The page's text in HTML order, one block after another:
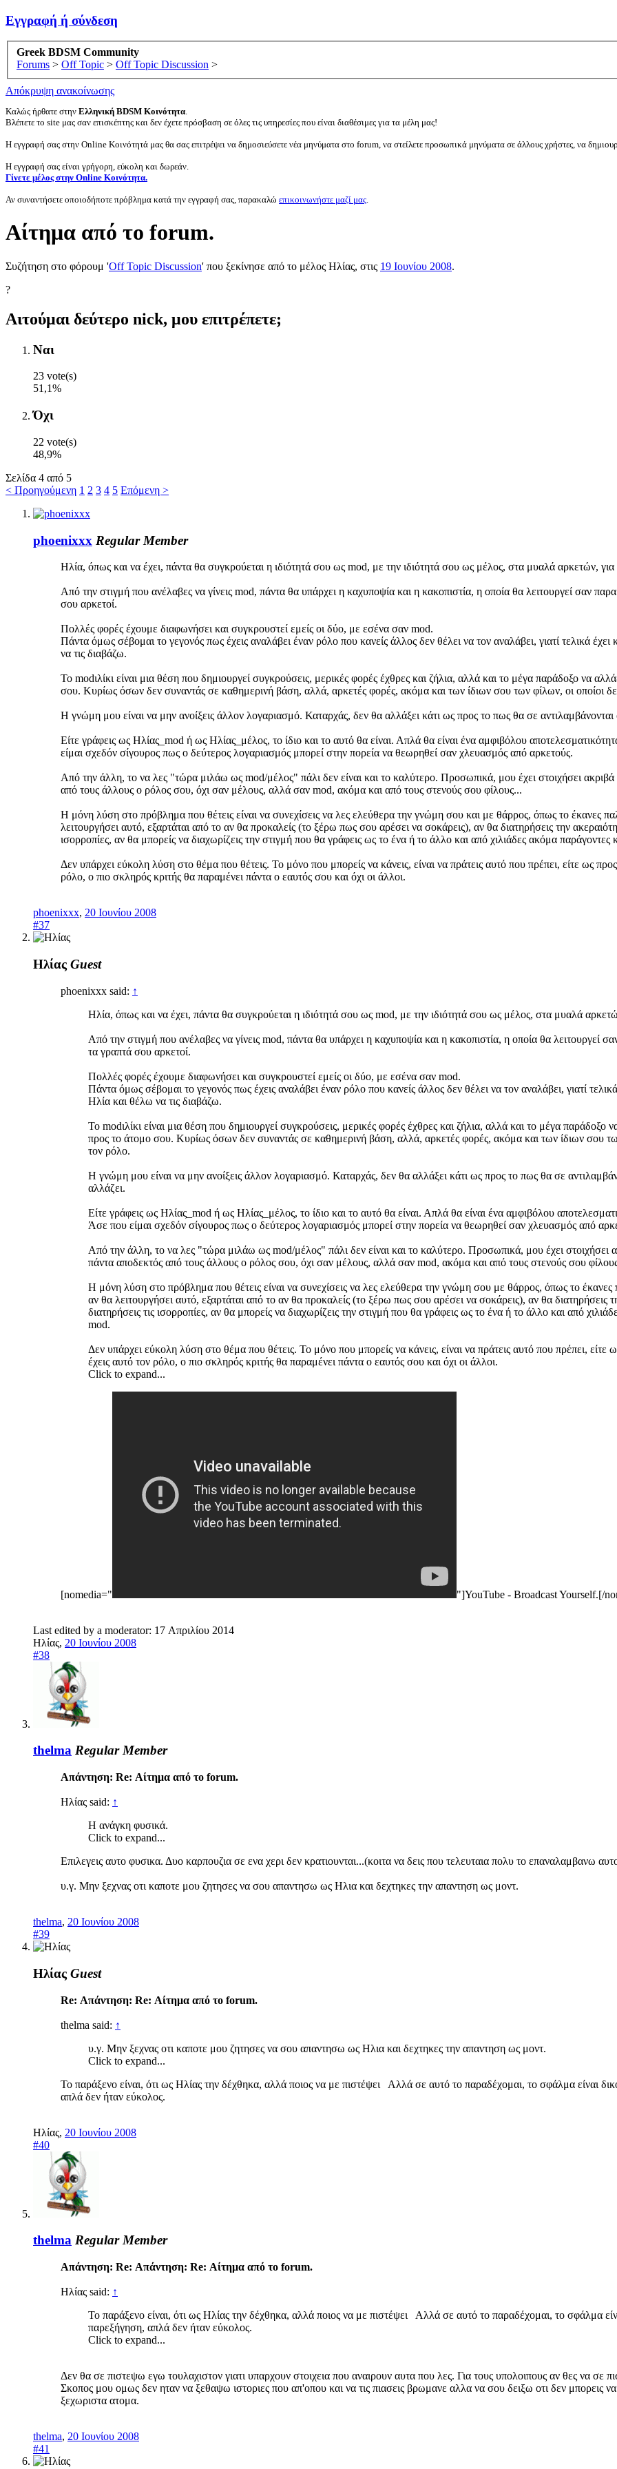
Εγγραφή ή σύνδεση
Greek BDSM Community
Forums > Off Topic > Off Topic Discussion >
Απόκρυψη ανακοίνωσης
Καλώς ήρθατε στην Ελληνική BDSM Κοινότητα.
Βλέπετε το site μας σαν επισκέπτης και δεν έχετε πρόσβαση σε όλες τις υπηρεσίες που είναι διαθέσιμες για τα μέλη μας!
Η εγγραφή σας στην Online Κοινότητά μας θα σας επιτρέψει να δημοσιεύσετε νέα μηνύματα στο forum, να στείλετε προσωπικά μηνύματα σε άλλους χρήστες, να
Η εγγραφή σας είναι γρήγορη, εύκολη και δωρεάν.
Γίνετε μέλος στην Online Κοινότητα.
Αν συναντήσετε οποιοδήποτε πρόβλημα κατά την εγγραφή σας, παρακαλώ επικοινωνήστε μαζί μας.
Αίτημα από το forum.
Συζήτηση στο φόρουμ 'Off Topic Discussion' που ξεκίνησε από το μέλος Ηλίας, στις 19 Ιουνίου 2008.
?
Αιτούμαι δεύτερο nick, μου επιτρέπετε;
Nαι
23 vote(s)
51,1%
Όχι
22 vote(s)
48,9%
Σελίδα 4 από 5
< Προηγούμενη 1 2 3 4 5 Επόμενη >
phoenixxx Regular Member
Ηλία, όπως και να έχει, πάντα θα συγκρούεται η ιδιότητά σου ως mod, με την ιδιότητά σου ως μέλος, στα μυαλά αρκετών,
Από την στιγμή που ανέλαβες να γίνεις mod, πάντα θα υπάρχει η καχυποψία και η κακοπιστία, η οποία θα λειτουργεί σαν
σου αρκετοί.
Πολλές φορές έχουμε διαφωνήσει και συγκρουστεί εμείς οι δύο, με εσένα σαν mod.
Πάντα όμως σέβομαι το γεγονός πως έχεις αναλάβει έναν ρόλο που κανείς άλλος δεν θέλει να τον αναλάβει, γιατί τελικά
να τις διαβάζω.
Το modιλίκι είναι μια θέση που δημιουργεί συγκρούσεις, μερικές φορές έχθρες και ζήλια, αλλά και το μέγα παράδοξο να
σου. Κυρίως όσων δεν συναντάς σε καθημερινή βάση, αλλά, αρκετές φορές, ακόμα και των ίδιων σου των φίλων, οι οποίοι
Η γνώμη μου είναι να μην ανοίξεις άλλον λογαριασμό. Καταρχάς, δεν θα αλλάξει κάτι ως προς το πως θα σε αντιλαμβάνονται
Είτε γράφεις ως Ηλίας_mod ή ως Ηλίας_μέλος, το ίδιο και το αυτό θα είναι. Απλά θα είναι ένα αμφιβόλου
είμαι σχεδόν σίγουρος πως ο δεύτερος λογαριασμός μπορεί στην πορεία να θεωρηθεί σαν χλευασμός από αρκετούς.
Από την άλλη, το να λες "τώρα μιλάω ως mod/μέλος" πάλι δεν είναι και το καλύτερο. Προσωπικά, μου έχει στοιχήσει
από τους άλλους ο ρόλος σου, όχι σαν μέλους, αλλά σαν mod, ακόμα και από τους στενούς σου φίλους...
Η μόνη λύση στο πρόβλημα που θέτεις είναι να συνεχίσεις να λες ελεύθερα την γνώμη σου και με θάρρος, όπως το έκανες
λειτουργήσει αυτό, εξαρτάται από το αν θα προκαλείς (το ξέρω πως σου αρέσει να σοκάρεις), αν θα διατηρήσεις την
ισορροπίες, αν θα μπορείς να διαχωρίζεις την στιγμή που θα γράφεις ως το ένα ή το άλλο και από χιλιάδες ακόμα
Δεν υπάρχει εύκολη λύση στο θέμα που θέτεις. Το μόνο που μπορείς να κάνεις, είναι να πράτεις αυτό που πρέπει, είτε ως
ρόλο, ο πιο σκληρός κριτής θα παραμένει πάντα ο εαυτός σου και όχι οι άλλοι.
phoenixxx, 20 Ιουνίου 2008
#37
Ηλίας Guest
phoenixxx said: ↑
Ηλία, όπως και να έχει, πάντα θα συγκρούεται η ιδιότητά σου ως mod, με την ιδιότητά σου ως μέλος, στα μυαλά
Από την στιγμή που ανέλαβες να γίνεις mod, πάντα θα υπάρχει η καχυποψία και η κακοπιστία, η οποία θα
τα γραπτά σου αρκετοί.
Πολλές φορές έχουμε διαφωνήσει και συγκρουστεί εμείς οι δύο, με εσένα σαν mod.
Πάντα όμως σέβομαι το γεγονός πως έχεις αναλάβει έναν ρόλο που κανείς άλλος δεν θέλει να τον αναλάβει, γιατί
Ηλία και θέλω να τις διαβάζω.
Το modιλίκι είναι μια θέση που δημιουργεί συγκρούσεις, μερικές φορές έχθρες και ζήλια, αλλά και το μέγα
προς το άτομο σου. Κυρίως όσων δεν συναντάς σε καθημερινή βάση, αλλά, αρκετές φορές, ακόμα και των ίδιων σου
τον ρόλο.
Η γνώμη μου είναι να μην ανοίξεις άλλον λογαριασμό. Καταρχάς, δεν θα αλλάξει κάτι ως προς το πως θα σε
αλλάζει.
Είτε γράφεις ως Ηλίας_mod ή ως Ηλίας_μέλος, το ίδιο και το αυτό θα είναι. Απλά θα είναι ένα αμφιβόλου
Άσε που είμαι σχεδόν σίγουρος πως ο δεύτερος λογαριασμός μπορεί στην πορεία να θεωρηθεί σαν χλευασμός από
Από την άλλη, το να λες "τώρα μιλάω ως mod/μέλος" πάλι δεν είναι και το καλύτερο. Προσωπικά, μου έχει στοιχήσει
πάντα αποδεκτός από τους άλλους ο ρόλος σου, όχι σαν μέλους, αλλά σαν mod, ακόμα και από τους στενούς σου
Η μόνη λύση στο πρόβλημα που θέτεις είναι να συνεχίσεις να λες ελεύθερα την γνώμη σου με θάρρος, όπως το έκανες
αν θα λειτουργήσει αυτό, εξαρτάται από το αν θα προκαλείς (το ξέρω πως σου αρέσει να σοκάρεις), αν θα διατηρήσεις
διατηρήσεις τις ισορροπίες, αν θα μπορείς να διαχωρίζεις την στιγμή που θα γράφεις ως το ένα ή το άλλο και από
mod.
Δεν υπάρχει εύκολη λύση στο θέμα που θέτεις. Το μόνο που μπορείς να κάνεις, είναι να πράτεις αυτό που πρέπει,
έχεις αυτό τον ρόλο, ο πιο σκληρός κριτής θα παραμένει πάντα ο εαυτός σου και όχι οι άλλοι.
Click to expand...
[nomedia=" "]YouTube - Broadcast Yourself.[/
Last edited by a moderator: 17 Απριλίου 2014
Ηλίας, 20 Ιουνίου 2008
#38
thelma Regular Member
Απάντηση: Re: Αίτημα από το forum.
Ηλίας said: ↑
Η ανάγκη φυσικά.
Click to expand...
Επιλεγεις αυτο φυσικα. Δυο καρπουζια σε ενα χερι δεν κρατιουνται...(κοιτα να δεις που τελευταια πολυ το επαναλαμβανω
υ.γ. Μην ξεχνας οτι καποτε μου ζητησες να σου απαντησω ως Ηλια και δεχτηκες την απαντηση ως μοντ.
thelma, 20 Ιουνίου 2008
#39
Ηλίας Guest
Re: Απάντηση: Re: Αίτημα από το forum.
thelma said: ↑
υ.γ. Μην ξεχνας οτι καποτε μου ζητησες να σου απαντησω ως Ηλια και δεχτηκες την απαντηση ως μοντ.
Click to expand...
Το παράξενο είναι, ότι ως Ηλίας την δέχθηκα, αλλά ποιος να με πιστέψει Αλλά σε αυτό το παραδέχομαι, το σφάλμα είναι
απλά δεν ήταν εύκολος.
Ηλίας, 20 Ιουνίου 2008
#40
thelma Regular Member
Απάντηση: Re: Απάντηση: Re: Αίτημα από το forum.
Ηλίας said: ↑
Το παράξενο είναι, ότι ως Ηλίας την δέχθηκα, αλλά ποιος να με πιστέψει Αλλά σε αυτό το παραδέχομαι, το σφάλμα
παρεξήγηση, απλά δεν ήταν εύκολος.
Click to expand...
Δεν θα σε πιστεψω εγω τουλαχιστον γιατι υπαρχουν στοιχεια που αναιρουν αυτα που λες. Για τους υπολοιπους αν θες να σε
Σκοπος μου ομως δεν ηταν να ξεθαψω ιστοριες που απ'οπου και να τις πιασεις βρωμανε αλλα να σου δειξω οτι δεν μπορεις
ξεχωριστα ατομα.
thelma, 20 Ιουνίου 2008
#41